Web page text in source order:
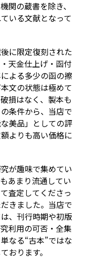
関の蔵書を除き、
いる文献となって
に限定復刻された
天金仕上げ・函付
よる多少の函の擦
文の状態は極めて
損はなく、製本も
条件から、当店で
美品」としての評
よりも高い価格に
が趣味で集めてい
あまり流通してい
査定してくださっ
きました。当店で
、刊行時期や初版
利用の可否・全集
なる“古本”ではな
おります。